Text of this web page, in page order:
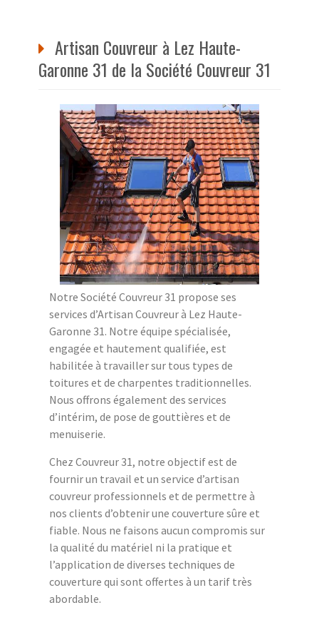
Artisan Couvreur à Lez Haute-
Garonne 31 de la Société Couvreur 31
Notre Société Couvreur 31 propose ses
services d’Artisan Couvreur à Lez Haute-
Garonne 31. Notre équipe spécialisée,
engagée et hautement qualifiée, est
habilitée à travailler sur tous types de
toitures et de charpentes traditionnelles.
Nous offrons également des services
d’intérim, de pose de gouttières et de
menuiserie.
Chez Couvreur 31, notre objectif est de
fournir un travail et un service d’artisan
couvreur professionnels et de permettre à
nos clients d’obtenir une couverture sûre et
fiable. Nous ne faisons aucun compromis sur
la qualité du matériel ni la pratique et
l’application de diverses techniques de
couverture qui sont offertes à un tarif très
abordable.